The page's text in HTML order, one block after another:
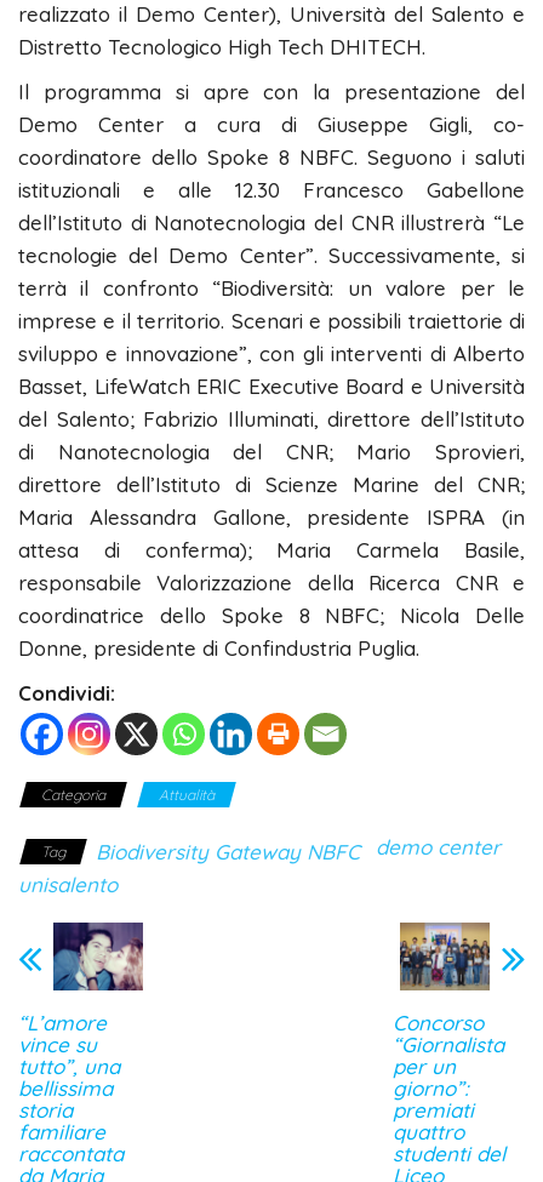
realizzato il Demo Center), Università del Salento e
Distretto Tecnologico High Tech DHITECH.
Il programma si apre con la presentazione del
Demo Center a cura di Giuseppe Gigli, co-
coordinatore dello Spoke 8 NBFC. Seguono i saluti
istituzionali e alle 12.30 Francesco Gabellone
dell’Istituto di Nanotecnologia del CNR illustrerà “Le
tecnologie del Demo Center”. Successivamente, si
terrà il confronto “Biodiversità: un valore per le
imprese e il territorio. Scenari e possibili traiettorie di
sviluppo e innovazione”, con gli interventi di Alberto
Basset, LifeWatch ERIC Executive Board e Università
del Salento; Fabrizio Illuminati, direttore dell’Istituto
di Nanotecnologia del CNR; Mario Sprovieri,
direttore dell’Istituto di Scienze Marine del CNR;
Maria Alessandra Gallone, presidente ISPRA (in
attesa di conferma); Maria Carmela Basile,
responsabile Valorizzazione della Ricerca CNR e
coordinatrice dello Spoke 8 NBFC; Nicola Delle
Donne, presidente di Confindustria Puglia.
Condividi:
Categoria Attualità
Tag Biodiversity Gateway NBFC
demo center
unisalento
“L’amore
vince su
tutto”, una
bellissima
storia
familiare
raccontata
da Maria
Concorso
“Giornalista
per un
giorno”:
premiati
quattro
studenti del
Liceo